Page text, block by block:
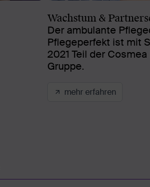
Wachstum &
Der ambulante
Pflegeperfekt ist mit
2021 Teil der
Gruppe.
mehr erfahren